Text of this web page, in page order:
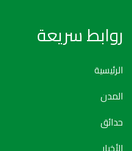
روابط سريعة
الرئيسية
المدن
حدائق